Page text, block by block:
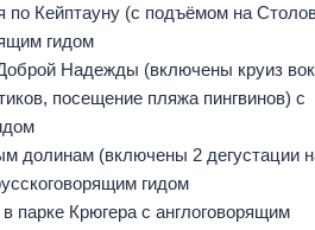
по Кейптауну (с подъёмом на
гидом
Надежды (включены круиз
посещение пляжа пингвинов) с
долинам (включены 2 дегустации
гидом
парке Крюгера с англоговорящим